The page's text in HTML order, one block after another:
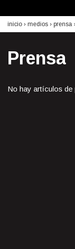
inicio › medios › prensa
Prensa
No hay artículos de